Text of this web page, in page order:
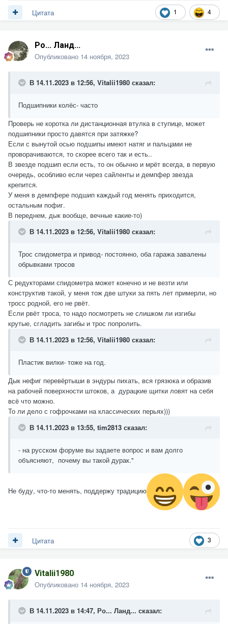
1 4
Цитата
Ро... Ланд...
Опубликовано 14 ноября, 2023
В 14.11.2023 в 12:56, Vitalii1980 сказал:
Подшипники колёс- часто
Проверь не коротка ли дистанционная втулка в ступице, может
подшипники просто давятся при затяжке?
Если с вынутой осью подшипы имеют натяг и пальцами не
проворачиваются, то скорее всего так и есть..
В звезде подшип если есть, то он обычно и мрёт всегда, в первую
очередь, особливо если через сайленты и демпфер звезда
крепится.
У меня в демпфере подшип каждый год менять приходится,
остальным пофиг.
В переднем, дык вообще, вечные какие-то)
В 14.11.2023 в 12:56, Vitalii1980 сказал:
Трос спидометра и привод- постоянно, оба гаража завалены
обрывками тросов
С редукторами спидометра может конечно и не везти или
конструктив такой, у меня тож две штуки за пять лет примерли, но
тросс родной, его не рвёт.
Если рвёт троса, то надо посмотреть не слишком ли изгибы
крутые, сгладить загибы и трос попролить.
В 14.11.2023 в 12:56, Vitalii1980 сказал:
Пластик вилки- тоже на год.
Дык нефиг перевёртыши в эндуры пихать, вся грязюка и образив
на рабочей поверхности штоков, а дурацкие щитки ловят на себя
всё что можно.
То ли дело с гофрочками на классических перьях)))
В 14.11.2023 в 13:55, tim2813 сказал:
- на русском форуме вы задаете вопрос и вам долго
объясняют, почему вы такой дурак."
Не буду, что-то менять, поддержу традицию
3
Цитата
Vitalii1980
Опубликовано 14 ноября, 2023
В 14.11.2023 в 14:47, Ро... Ланд... сказал: